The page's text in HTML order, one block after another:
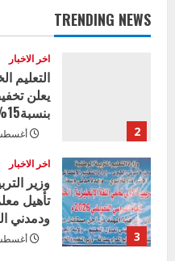
TRENDING NEWS
1
2
اخر الاخبار
التعليم
يعلن
بنسبة15%
أغسطس 3,
3
اخر الاخبار
وزير
تأهيل
ودمدني
أغسطس 3,